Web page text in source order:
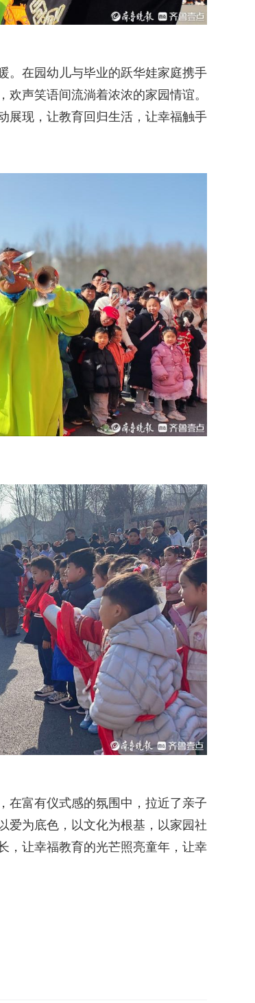
。在园幼儿与毕业的跃华娃家庭携手
声笑语间流淌着浓浓的家园情谊。
展现，让教育回归生活，让幸福触手
在富有仪式感的氛围中，拉近了亲子
爱为底色，以文化为根基，以家园社
，让幸福教育的光芒照亮童年，让幸